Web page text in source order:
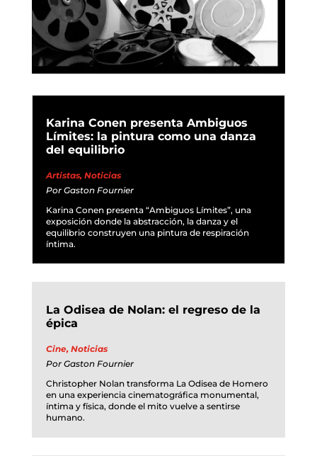
Karina Conen presenta Ambiguos
Límites: la pintura como una danza
del equilibrio
Artistas, Noticias
Por Gaston Fournier
Karina Conen presenta “Ambiguos Límites”, una
exposición donde la abstracción, la danza y el
equilibrio construyen una pintura de respiración
íntima.
La Odisea de Nolan: el regreso de la
épica
Cine, Noticias
Por Gaston Fournier
Christopher Nolan transforma La Odisea de Homero
en una experiencia cinematográfica monumental,
íntima y física, donde el mito vuelve a sentirse
humano.